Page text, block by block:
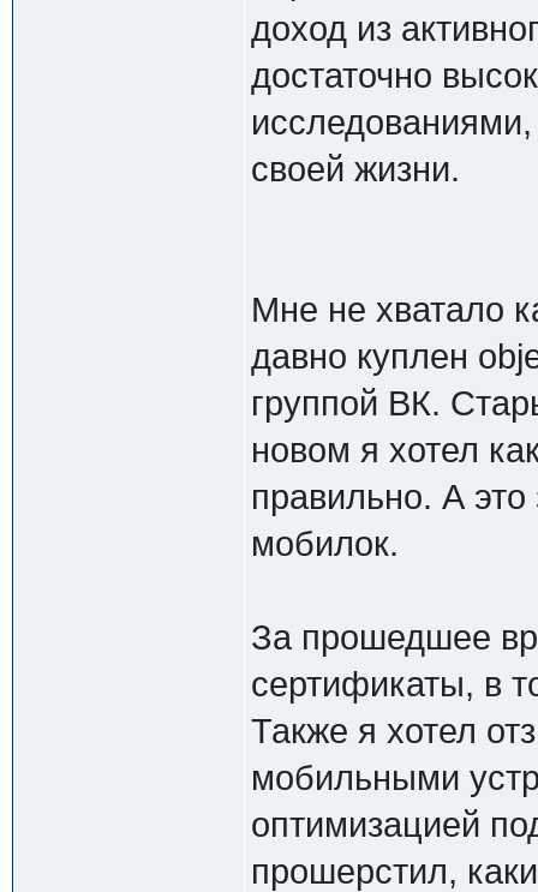
доход из
достаточно
своей жизни.
Мне не хватало
давно куплен
группой ВК.
новом я хотел
правильно. А
мобилок.
За прошедшее
сертификаты, в
Также я хотел
мобильными
оптимизацией
прошерстил,